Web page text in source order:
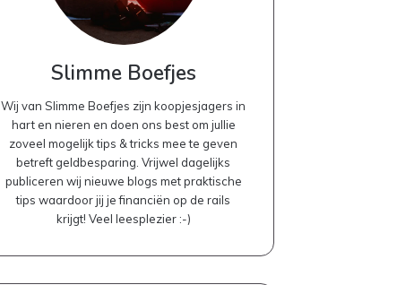
Slimme Boefjes
Wij van Slimme Boefjes zijn koopjesjagers in
hart en nieren en doen ons best om jullie
zoveel mogelijk tips & tricks mee te geven
betreft geldbesparing. Vrijwel dagelijks
publiceren wij nieuwe blogs met praktische
tips waardoor jij je financiën op de rails
krijgt! Veel leesplezier :-)